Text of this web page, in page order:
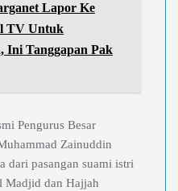
Lapor Ke
TV Untuk
Ini Tanggapan Pak
Pengurus Besar
Zainuddin
dari pasangan suami istri
Madjid dan Hajjah